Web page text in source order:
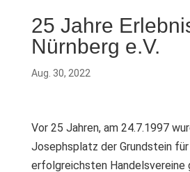
25 Jahre
Nürnberg e.V.
Aug. 30, 2022
Vor 25 Jahren, am 24.7.1997
Josephsplatz der Grundstein
erfolgreichsten Handelsvereine